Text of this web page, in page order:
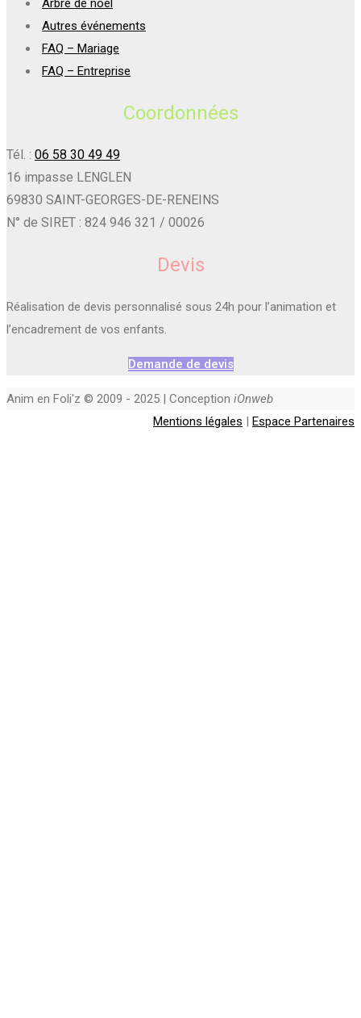
Arbre de noël
Autres événements
FAQ – Mariage
FAQ – Entreprise
Coordonnées
Tél. : 06 58 30 49 49
16 impasse LENGLEN
69830 SAINT-GEORGES-DE-RENEINS
N° de SIRET : 824 946 321 / 00026
Devis
Réalisation de devis personnalisé sous 24h pour l’animation et
l’encadrement de vos enfants.
Demande de devis
Anim en Foli'z © 2009 - 2025 | Conception iOnweb
Mentions légales | Espace Partenaires